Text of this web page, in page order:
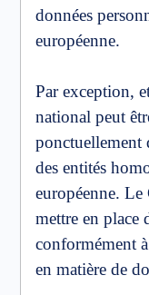
données
européenne.
Par exception,
national peut
ponctuellement
des entités
européenne. Le
mettre en place
conformément
en matière de